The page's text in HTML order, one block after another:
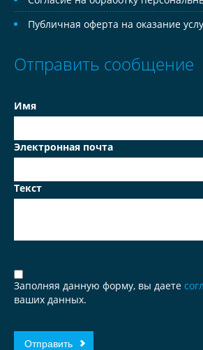
Публичная оферта на оказание
Отправить сообщение
Имя
Электронная почта
Текст
Заполняя данную форму, вы даете
ваших данных.